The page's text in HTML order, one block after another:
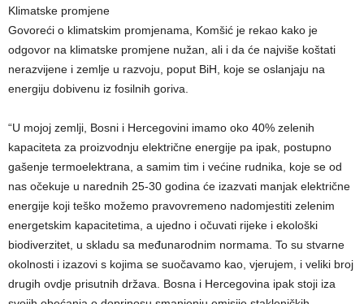
Klimatske promjene
Govoreći o klimatskim promjenama, Komšić je rekao kako je
odgovor na klimatske promjene nužan, ali i da će najviše koštati
nerazvijene i zemlje u razvoju, poput BiH, koje se oslanjaju na
energiju dobivenu iz fosilnih goriva.
“U mojoj zemlji, Bosni i Hercegovini imamo oko 40% zelenih
kapaciteta za proizvodnju električne energije pa ipak, postupno
gašenje termoelektrana, a samim tim i većine rudnika, koje se od
nas očekuje u narednih 25-30 godina će izazvati manjak električne
energije koji teško možemo pravovremeno nadomjestiti zelenim
energetskim kapacitetima, a ujedno i očuvati rijeke i ekološki
biodiverzitet, u skladu sa međunarodnim normama. To su stvarne
okolnosti i izazovi s kojima se suočavamo kao, vjerujem, i veliki broj
drugih ovdje prisutnih država. Bosna i Hercegovina ipak stoji iza